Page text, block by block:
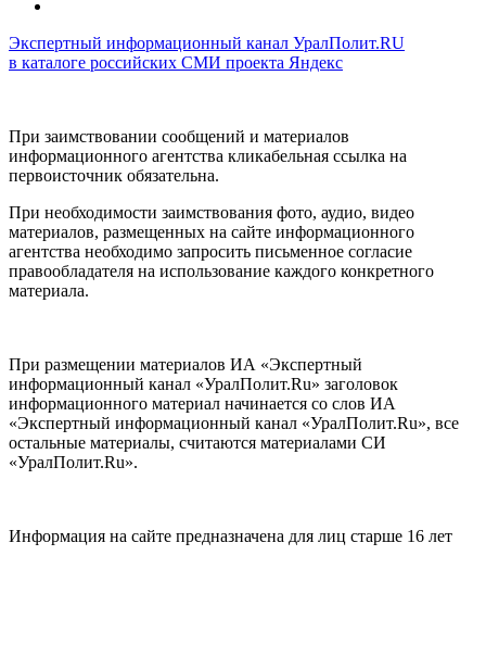
Экспертный информационный канал УралПолит.RU
в каталоге российских СМИ проекта Яндекс
При заимствовании сообщений и материалов
информационного агентства кликабельная ссылка на
первоисточник обязательна.
При необходимости заимствования фото, аудио, видео
материалов, размещенных на сайте информационного
агентства необходимо запросить письменное согласие
правообладателя на использование каждого конкретного
материала.
При размещении материалов ИА «Экспертный
информационный канал «УралПолит.Ru» заголовок
информационного материал начинается со слов ИА
«Экспертный информационный канал «УралПолит.Ru», все
остальные материалы, считаются материалами СИ
«УралПолит.Ru».
Информация на сайте предназначена для лиц старше 16 лет